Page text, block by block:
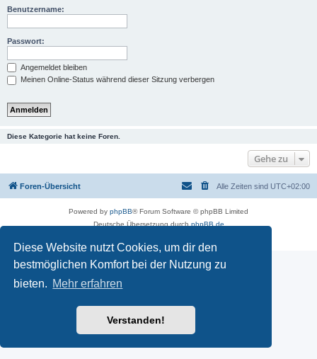
Diese Website nutzt Cookies, um dir den
bestmöglichen Komfort bei der Nutzung zu
bieten. Mehr erfahren
Verstanden!
Benutzername:
Passwort:
Angemeldet bleiben
Meinen Online-Status während dieser Sitzung verbergen
Diese Kategorie hat keine Foren.
Gehe zu
Foren-Übersicht Alle Zeiten sind UTC+02:00
Powered by phpBB® Forum Software © phpBB Limited
Deutsche Übersetzung durch phpBB.de